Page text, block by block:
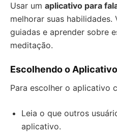
Usar um aplicativo para
melhorar suas
guiadas e aprender sobre
meditação.
Escolhendo o
Para escolher o aplicativo
Leia o que outros
aplicativo.